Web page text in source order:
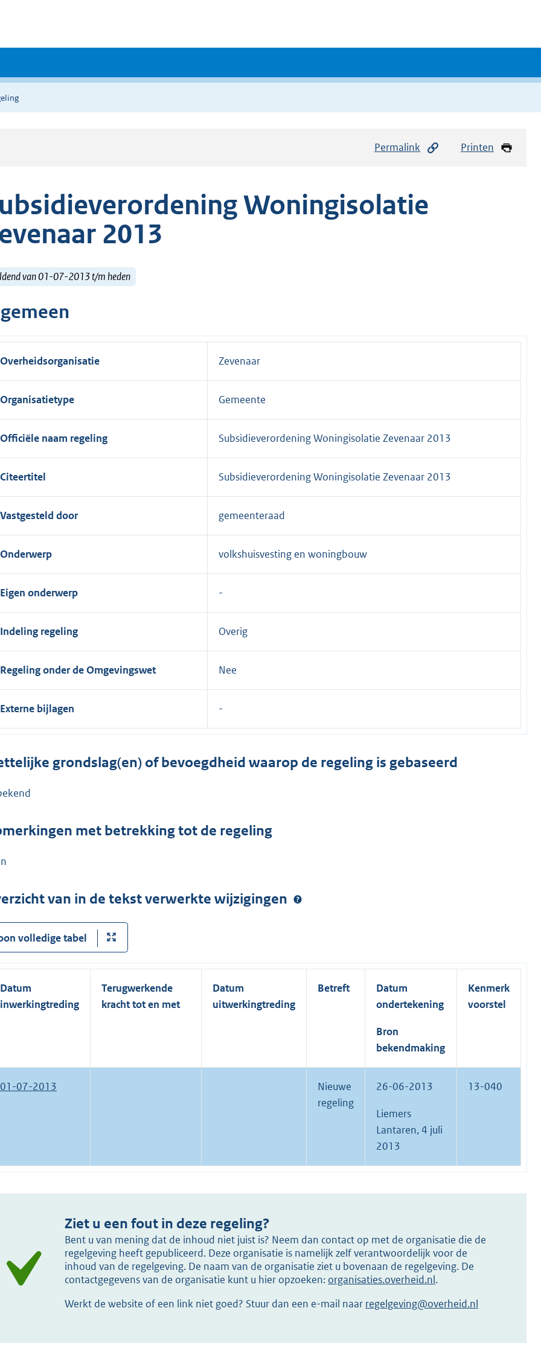
Permalink Printen
Woningisolatie
2013
van 01-07-2013 t/m heden
Overheidsorganisatie Zevenaar
Organisatietype Gemeente
Officiële naam regeling Subsidieverordening Woningisolatie Zevenaar 2013
Citeertitel Subsidieverordening Woningisolatie Zevenaar 2013
Vastgesteld door gemeenteraad
Onderwerp volkshuisvesting en woningbouw
Eigen onderwerp
Indeling regeling Overig
Regeling onder de Omgevingswet Nee
Externe bijlagen
grondslag(en) of bevoegdheid waarop de regeling is gebaseerd
met betrekking tot de regeling
van in de tekst verwerkte wijzigingen
volledige tabel
Datum
inwerkingtreding
Terugwerkende
kracht tot en met
Datum
uitwerkingtreding
Betreft
Datum
ondertekening
Bron
bekendmaking
Kenmerk
voorstel
01-07-2013
Nieuwe
regeling
26-06-2013
Liemers
Lantaren, 4 juli
2013
13-040
Ziet u een fout in deze regeling?
Bent u van mening dat de inhoud niet juist is? Neem dan contact op met de organisatie die de
regelgeving heeft gepubliceerd. Deze organisatie is namelijk zelf verantwoordelijk voor de
inhoud van de regelgeving. De naam van de organisatie ziet u bovenaan de regelgeving. De
contactgegevens van de organisatie kunt u hier opzoeken: organisaties.overheid.nl.
Werkt de website of een link niet goed? Stuur dan een e-mail naar regelgeving@overheid.nl